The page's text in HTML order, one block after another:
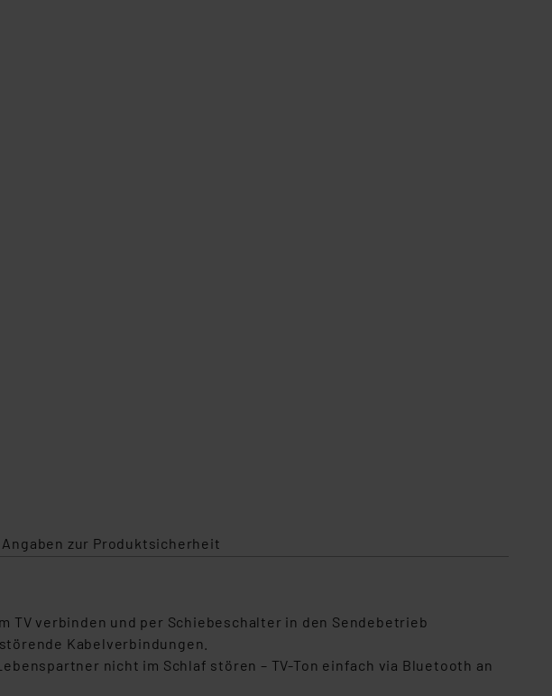
Angaben zur Produktsicherheit
verbinden und per Schiebeschalter in den Sendebetrieb
Kabelverbindungen.
nicht im Schlaf stören – TV-Ton einfach via Bluetooth an